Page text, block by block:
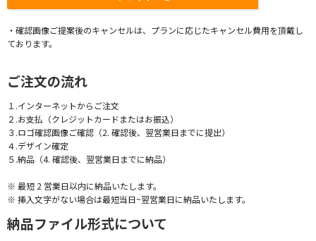
・確認画像ご提案後のキャンセルは、プランに応じたキャンセル費用を頂戴し
ております。
ご注文の流れ
１.インターネットからご注文
２.お支払（クレジットカードまたはお振込）
３.ロゴ確認画像ご確認（2. 確認後、翌営業日までに提出）
４.デザイン確定
５.納品（4. 確認後、翌営業日までに納品）
※ 最短 2 営業日以内に納品いたします。
※ 挿入文字がない場合は最短当日~翌営業日に納品いたします。
納品ファイル形式について